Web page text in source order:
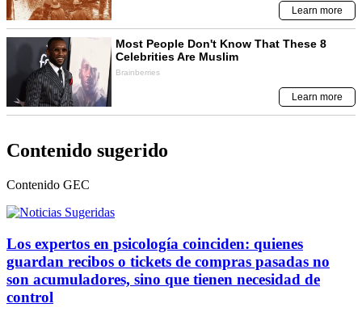
Contenido sugerido
Contenido GEC
Los expertos en psicología coinciden: quienes
guardan recibos o tickets de compras pasadas no
son acumuladores, sino que tienen necesidad de
control